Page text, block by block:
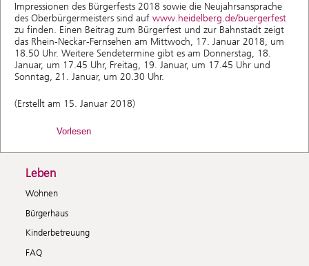
Impressionen des Bürgerfests 2018 sowie die Neujahrsansprache
des Oberbürgermeisters sind auf www.heidelberg.de/buergerfest
zu finden. Einen Beitrag zum Bürgerfest und zur Bahnstadt zeigt
das Rhein-Neckar-Fernsehen am Mittwoch, 17. Januar 2018, um
18.50 Uhr. Weitere Sendetermine gibt es am Donnerstag, 18.
Januar, um 17.45 Uhr, Freitag, 19. Januar, um 17.45 Uhr und
Sonntag, 21. Januar, um 20.30 Uhr.
(Erstellt am 15. Januar 2018)
Vorlesen
Leben
Wohnen
Bürgerhaus
Kinderbetreuung
FAQ